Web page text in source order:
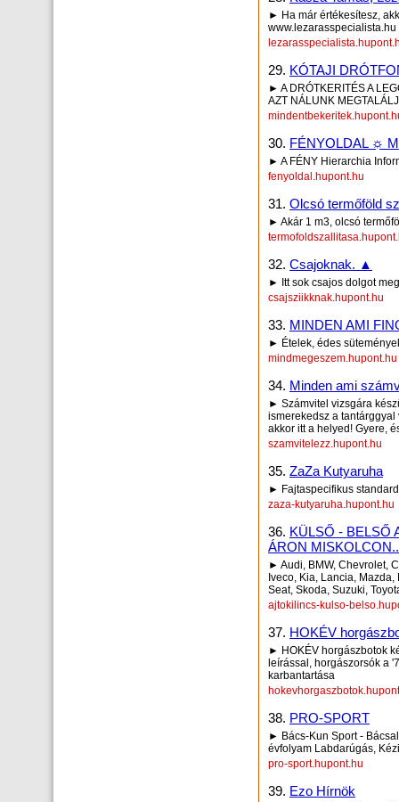
► Ha már értékesítesz,
www.lezarasspecialista.hu
29. KÓTAJI
► A DRÓTKERITÉS A
AZT NÁLUNK
30. FÉNYOLDAL ☼
► A FÉNY Hierarchia
fenyoldal.hupont.hu
31. Olcsó termőföld
► Akár 1 m3, olcsó
32. Csajoknak. ▲
► Itt sok csajos dolgot
csajsziikknak.hupont.hu
33. MINDEN AMI
► Ételek, édes
mindmegeszem.hupont.hu
34. Minden ami
► Számvitel vizsgára
ismerekedsz a
akkor itt a helyed! Gyere,
szamvitelezz.hupont.hu
35. ZaZa Kutyaruha
► Fajtaspecifikus
zaza-kutyaruha.hupont.hu
36. KÜLSŐ - BELSŐ
ÁRON
► Audi, BMW, Chevrolet,
Iveco, Kia, Lancia,
Seat, Skoda, Suzuki,
ajtokilincs-kulso-
37. HOKÉV
► HOKÉV horgászbotok
leírással, horgászorsók a
karbantartása
38. PRO-SPORT
► Bács-Kun Sport -
évfolyam Labdarúgás,
pro-sport.hupont.hu
39. Ezo Hírnök